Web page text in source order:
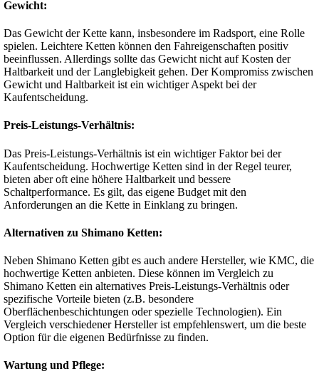
Gewicht:
Das Gewicht der Kette kann, insbesondere im Radsport, eine Rolle
spielen. Leichtere Ketten können den Fahreigenschaften positiv
beeinflussen. Allerdings sollte das Gewicht nicht auf Kosten der
Haltbarkeit und der Langlebigkeit gehen. Der Kompromiss zwischen
Gewicht und Haltbarkeit ist ein wichtiger Aspekt bei der
Kaufentscheidung.
Preis-Leistungs-Verhältnis:
Das Preis-Leistungs-Verhältnis ist ein wichtiger Faktor bei der
Kaufentscheidung. Hochwertige Ketten sind in der Regel teurer,
bieten aber oft eine höhere Haltbarkeit und bessere
Schaltperformance. Es gilt, das eigene Budget mit den
Anforderungen an die Kette in Einklang zu bringen.
Alternativen zu Shimano Ketten:
Neben Shimano Ketten gibt es auch andere Hersteller, wie KMC, die
hochwertige Ketten anbieten. Diese können im Vergleich zu
Shimano Ketten ein alternatives Preis-Leistungs-Verhältnis oder
spezifische Vorteile bieten (z.B. besondere
Oberflächenbeschichtungen oder spezielle Technologien). Ein
Vergleich verschiedener Hersteller ist empfehlenswert, um die beste
Option für die eigenen Bedürfnisse zu finden.
Wartung und Pflege: